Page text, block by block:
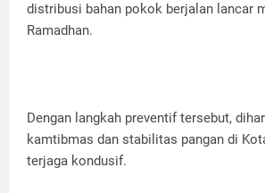
distribusi bahan pokok berjalan lancar
Ramadhan.
Dengan langkah preventif tersebut,
kamtibmas dan stabilitas pangan di
terjaga kondusif.